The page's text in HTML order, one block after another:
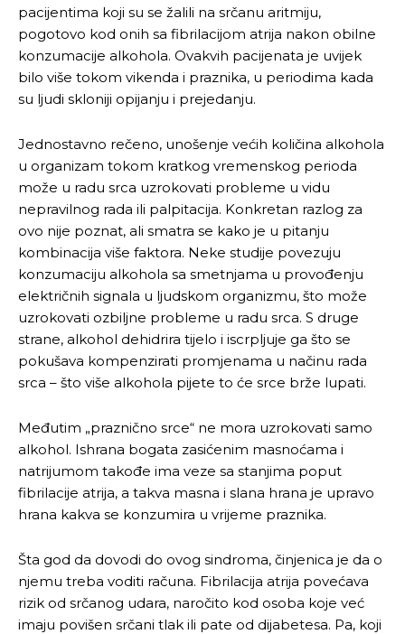
pacijentima koji su se žalili na srčanu aritmiju,
pogotovo kod onih sa fibrilacijom atrija nakon obilne
konzumacije alkohola. Ovakvih pacijenata je uvijek
bilo više tokom vikenda i praznika, u periodima kada
su ljudi skloniji opijanju i prejedanju.
Jednostavno rečeno, unošenje većih količina alkohola
u organizam tokom kratkog vremenskog perioda
može u radu srca uzrokovati probleme u vidu
nepravilnog rada ili palpitacija. Konkretan razlog za
ovo nije poznat, ali smatra se kako je u pitanju
kombinacija više faktora. Neke studije povezuju
konzumaciju alkohola sa smetnjama u provođenju
električnih signala u ljudskom organizmu, što može
uzrokovati ozbiljne probleme u radu srca. S druge
strane, alkohol dehidrira tijelo i iscrpljuje ga što se
pokušava kompenzirati promjenama u načinu rada
srca – što više alkohola pijete to će srce brže lupati.
Međutim „praznično srce“ ne mora uzrokovati samo
alkohol. Ishrana bogata zasićenim masnoćama i
natrijumom takođe ima veze sa stanjima poput
fibrilacije atrija, a takva masna i slana hrana je upravo
hrana kakva se konzumira u vrijeme praznika.
Šta god da dovodi do ovog sindroma, činjenica je da o
njemu treba voditi računa. Fibrilacija atrija povećava
rizik od srčanog udara, naročito kod osoba koje već
imaju povišen srčani tlak ili pate od dijabetesa. Pa, koji